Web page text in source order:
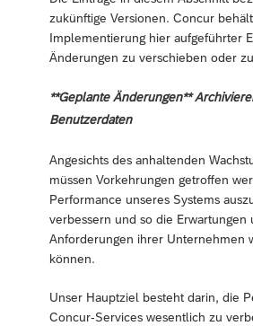
zukünftige Versionen. Concur
Implementierung hier aufgeführter
Änderungen zu verschieben oder
**Geplante Änderungen**
Benutzerdaten
Angesichts des anhaltenden
müssen Vorkehrungen getroffen
Performance unseres Systems
verbessern und so die
Anforderungen ihrer Unternehmen
können.
Unser Hauptziel besteht darin, die
Concur-Services wesentlich zu